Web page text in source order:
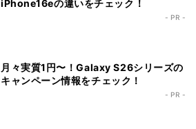
iPhone16eの違いをチェック！
- PR -
月々実質1円〜！Galaxy S26シリーズの
キャンペーン情報をチェック！
- PR -